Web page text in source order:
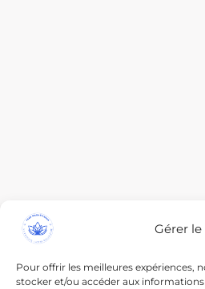
Gérer
Pour offrir les meilleures expériences,
stocker et/ou accéder aux